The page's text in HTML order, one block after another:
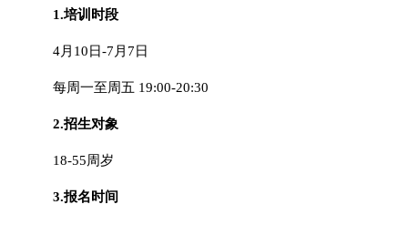
1.培训时段
4月10日-7月7日
每周一至周五 19:00-20:30
2.招生对象
18-55周岁
3.报名时间